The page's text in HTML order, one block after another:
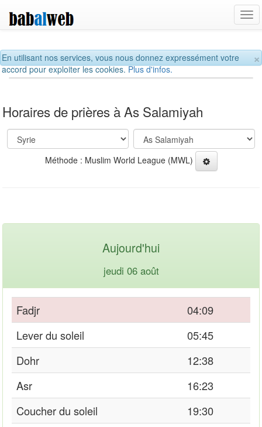
×
En utilisant nos services, vous nous donnez expressément votre
accord pour exploiter les cookies.Plus d'infos.
Horaires de prières à As Salamiyah
Méthode : Muslim World League (MWL)
Aujourd'hui
jeudi 06 août
Fadjr
04:09
Lever du soleil
05:45
Dohr
12:38
Asr
16:23
Coucher du soleil
19:30